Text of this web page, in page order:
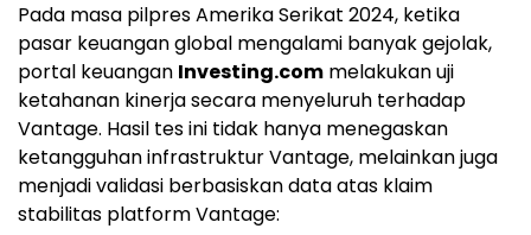
Pada masa pilpres Amerika Serikat 2024, ketika
pasar keuangan global mengalami banyak gejolak,
portal keuangan Investing.com melakukan uji
ketahanan kinerja secara menyeluruh terhadap
Vantage. Hasil tes ini tidak hanya menegaskan
ketangguhan infrastruktur Vantage, melainkan juga
menjadi validasi berbasiskan data atas klaim
stabilitas platform Vantage: